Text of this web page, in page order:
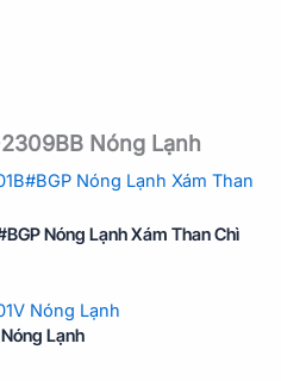
Nóng Lạnh
Nóng Lạnh Xám Than Chì
Lạnh